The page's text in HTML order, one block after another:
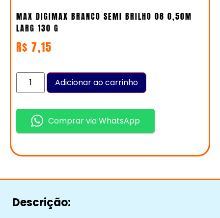
MAX DIGIMAX BRANCO SEMI BRILHO 08 0,50M
LARG 130 G
R$ 7,15
Adicionar ao carrinho
Comprar via WhatsApp
Descrição: